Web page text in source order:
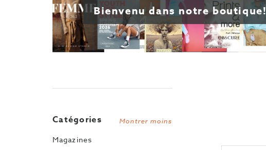
Bienvenu dans notre boutique!
Catégories Montrer moins
Magazines